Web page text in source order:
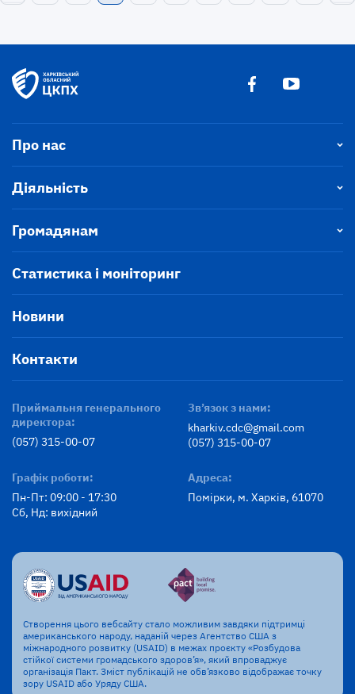
Про нас
Діяльність
Громадянам
Статистика і моніторинг
Новини
Контакти
Приймальня генерального
директора:
(057) 315-00-07
Зв’язок з нами:
kharkiv.cdc@gmail.com
(057) 315-00-07
Графік роботи:
Пн-Пт: 09:00 - 17:30
Сб, Нд: вихідний
Адреса:
Помірки, м. Харків, 61070
Створення цього вебсайту стало можливим завдяки підтримці
американського народу, наданій через Агентство США з
міжнародного розвитку (USAID) в межах проєкту «Розбудова
стійкої системи громадського здоров’я», який впроваджує
організація Пакт. Зміст публікацій не обв’язково відображає точку
зору USAID або Уряду США.